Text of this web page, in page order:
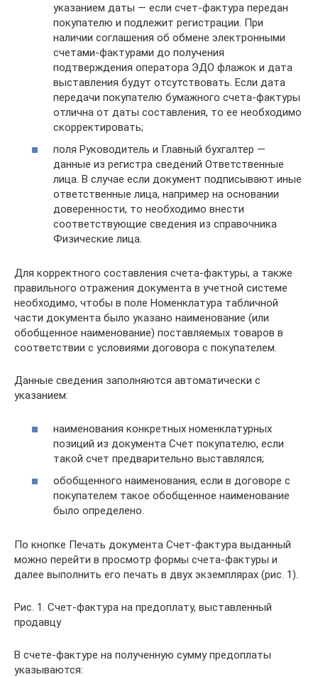
указанием даты — если счет-фактура передан
покупателю и подлежит регистрации. При
наличии соглашения об обмене электронными
счетами-фактурами до получения
подтверждения оператора ЭДО флажок и дата
выставления будут отсутствовать. Если дата
передачи покупателю бумажного счета-фактуры
отлична от даты составления, то ее необходимо
скорректировать;
поля Руководитель и Главный бухгалтер —
данные из регистра сведений Ответственные
лица. В случае если документ подписывают иные
ответственные лица, например на основании
доверенности, то необходимо внести
соответствующие сведения из справочника
Физические лица.
Для корректного составления счета-фактуры, а также
правильного отражения документа в учетной системе
необходимо, чтобы в поле Номенклатура табличной
части документа было указано наименование (или
обобщенное наименование) поставляемых товаров в
соответствии с условиями договора с покупателем.
Данные сведения заполняются автоматически с
указанием:
наименования конкретных номенклатурных
позиций из документа Счет покупателю, если
такой счет предварительно выставлялся;
обобщенного наименования, если в договоре с
покупателем такое обобщенное наименование
было определено.
По кнопке Печать документа Счет-фактура выданный
можно перейти в просмотр формы счета-фактуры и
далее выполнить его печать в двух экземплярах (рис. 1).
Рис. 1. Счет-фактура на предоплату, выставленный
продавцу
В счете-фактуре на полученную сумму предоплаты
указываются: